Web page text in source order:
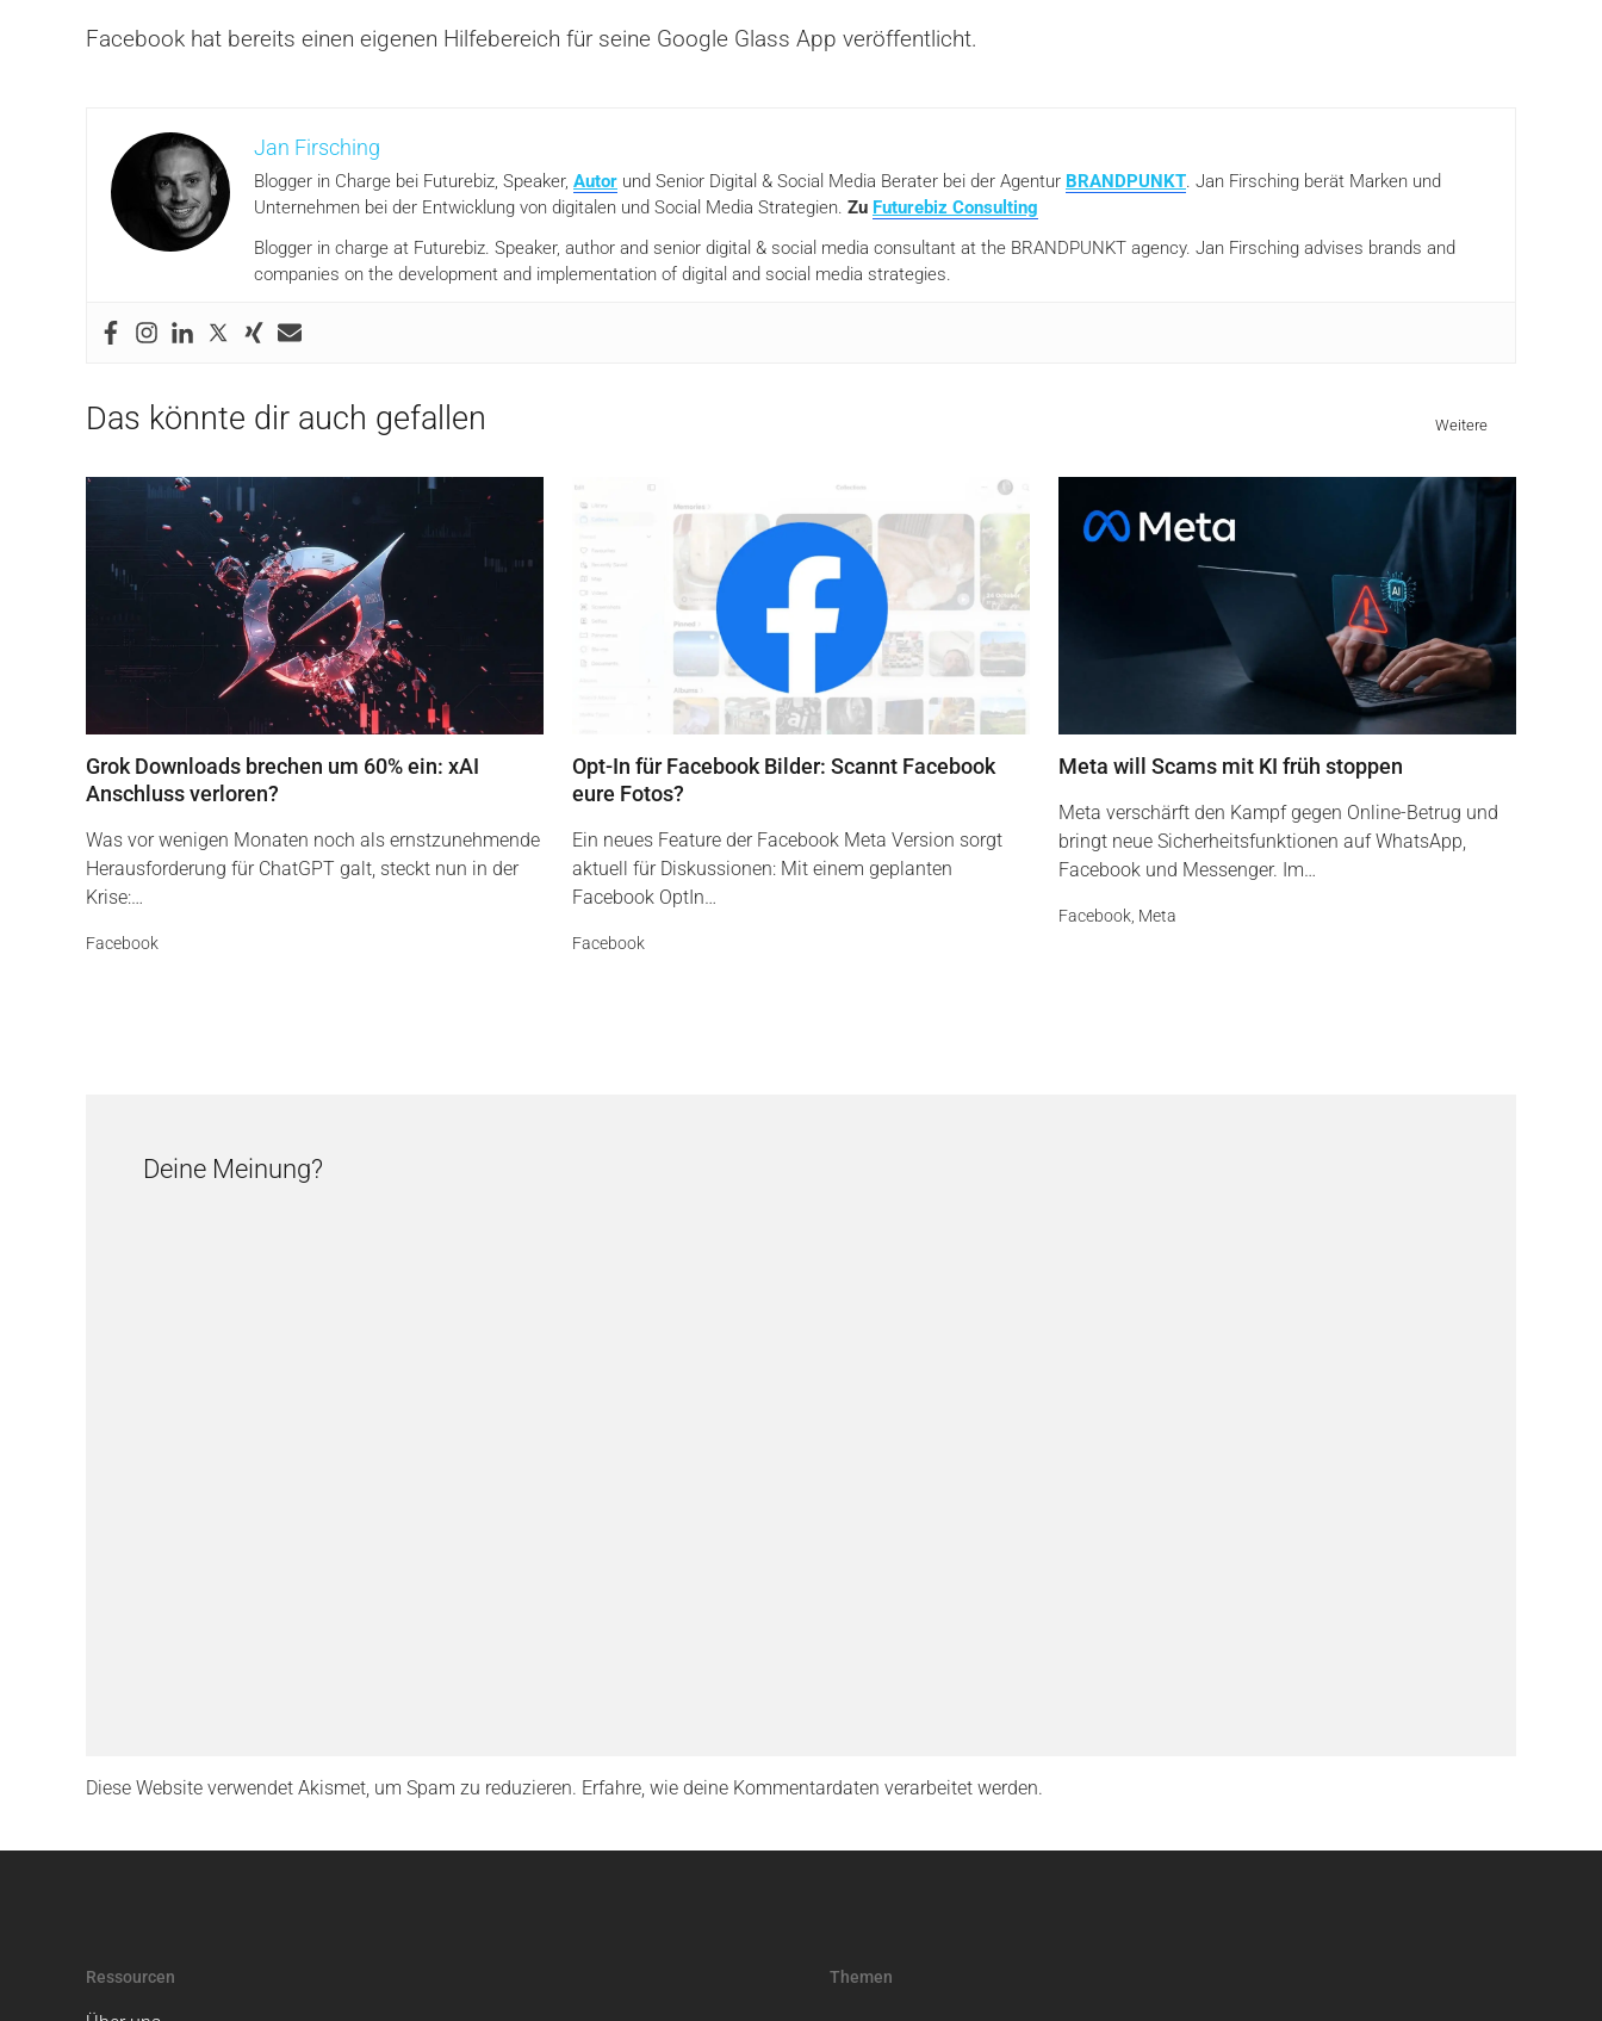
Facebook hat bereits einen eigenen Hilfebereich für seine Google Glass App veröffentlicht.
Jan Firsching
Blogger in Charge bei Futurebiz, Speaker, Autor und Senior Digital & Social Media Berater bei der Agentur BRANDPUNKT. Jan Firsching berät Marken und
Unternehmen bei der Entwicklung von digitalen und Social Media Strategien. Zu Futurebiz Consulting
Blogger in charge at Futurebiz. Speaker, author and senior digital & social media consultant at the BRANDPUNKT agency. Jan Firsching advises brands and
companies on the development and implementation of digital and social media strategies.
Das könnte dir auch gefallen Weitere
Grok Downloads brechen um 60% ein: xAI
Anschluss verloren?
Was vor wenigen Monaten noch als ernstzunehmende
Herausforderung für ChatGPT galt, steckt nun in der
Krise:…
Facebook
Opt-In für Facebook Bilder: Scannt Facebook
eure Fotos?
Ein neues Feature der Facebook Meta Version sorgt
aktuell für Diskussionen: Mit einem geplanten
Facebook OptIn…
Facebook
Meta will Scams mit KI früh stoppen
Meta verschärft den Kampf gegen Online-Betrug und
bringt neue Sicherheitsfunktionen auf WhatsApp,
Facebook und Messenger. Im…
Facebook Meta
Deine Meinung?
Diese Website verwendet Akismet, um Spam zu reduzieren. Erfahre, wie deine Kommentardaten verarbeitet werden.
Ressourcen Themen